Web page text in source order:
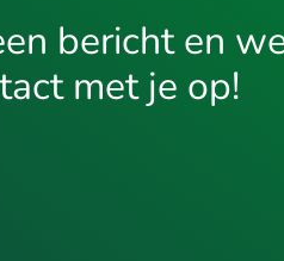
bericht en
met je op!